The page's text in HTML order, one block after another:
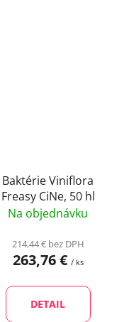
Baktérie Viniflora
Freasy CiNe, 50 hl
Na objednávku
214,44 € bez DPH
263,76 € / ks
DETAIL